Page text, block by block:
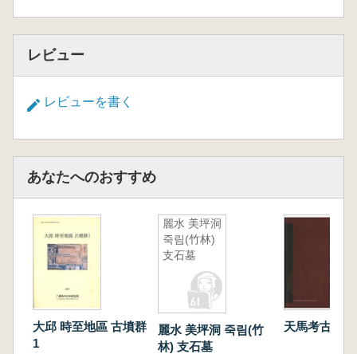
レビュー
レビューを書く
あなたへのおすすめ
大邱 時至地區 古墳群
1
麗水 美坪洞
죽림(竹林)
支石墓
麗水 美坪洞 죽림(竹
林) 支石墓
天馬考古学